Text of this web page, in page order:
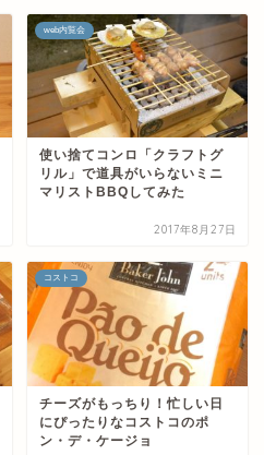
web内覧会
使い捨てコンロ「クラフトグ
リル」で道具がいらないミニ
マリストBBQしてみた
2017年8月27日
コストコ
チーズがもっちり！忙しい日
にぴったりなコストコのポ
ン・デ・ケージョ